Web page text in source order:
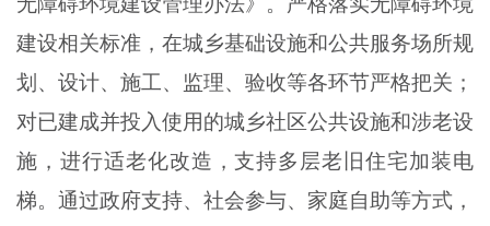
建设相关标准，在城乡基础设施和公共服务场所规
划、设计、施工、监理、验收等各环节严格把关；
对已建成并投入使用的城乡社区公共设施和涉老设
施，进行适老化改造，支持多层老旧住宅加装电
梯。通过政府支持、社会参与、家庭自助等方式，